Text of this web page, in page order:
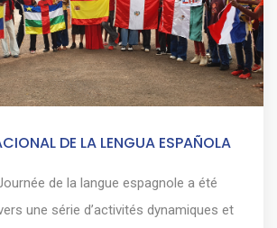
DE LA LENGUA ESPAÑOLA
de la langue espagnole a été
une série d’activités dynamiques et